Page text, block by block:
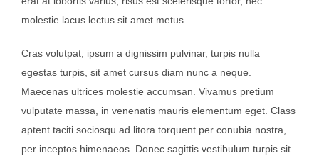
molestie lacus lectus sit amet metus.
Cras volutpat, ipsum a dignissim pulvinar, turpis nulla
egestas turpis, sit amet cursus diam nunc a neque.
Maecenas ultrices molestie accumsan. Vivamus pretium
vulputate massa, in venenatis mauris elementum eget. Class
aptent taciti sociosqu ad litora torquent per conubia nostra,
per inceptos himenaeos. Donec sagittis vestibulum turpis sit